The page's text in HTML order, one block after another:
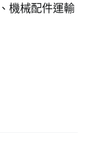
機械配件運輸